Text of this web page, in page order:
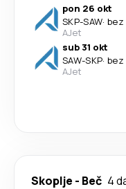
pon 26 okt
SKP-SAW· bez
AJet
sub 31 okt
SAW-SKP· bez
AJet
Skoplje - Beč 4